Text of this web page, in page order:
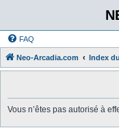
FAQ
Neo-Arcadia.com Index
Vous n’êtes pas autorisé à